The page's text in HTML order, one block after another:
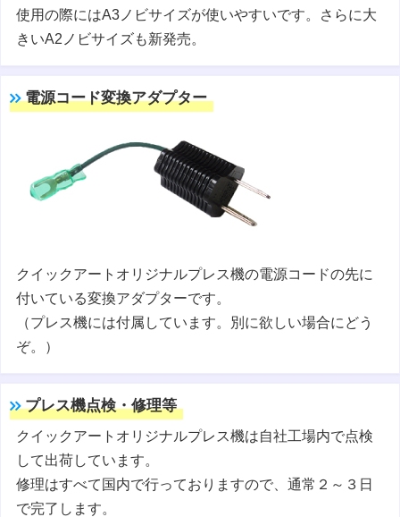
使用の際にはA3ノビサイズが使いやすいです。さらに大
きいA2ノビサイズも新発売。
電源コード変換アダプター
クイックアートオリジナルプレス機の電源コードの先に
付いている変換アダプターです。
（プレス機には付属しています。別に欲しい場合にどう
ぞ。）
プレス機点検・修理等
クイックアートオリジナルプレス機は自社工場内で点検
して出荷しています。
修理はすべて国内で行っておりますので、通常２～３日
で完了します。